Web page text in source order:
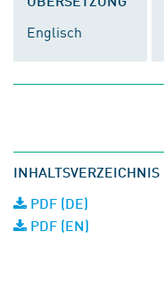
Englisch
INHALTSVERZEICHNIS
PDF (DE)
PDF (EN)